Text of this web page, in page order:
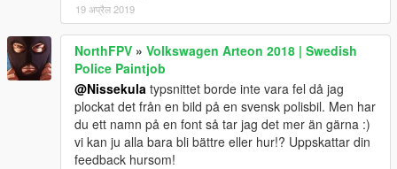
19 अप्रैल 2019
NorthFPV » Volkswagen Arteon 2018 | Swedish
Police Paintjob
@Nissekula typsnittet borde inte vara fel då jag
plockat det från en bild på en svensk polisbil. Men har
du ett namn på en font så tar jag det mer än gärna :)
vi kan ju alla bara bli bättre eller hur!? Uppskattar din
feedback hursom!